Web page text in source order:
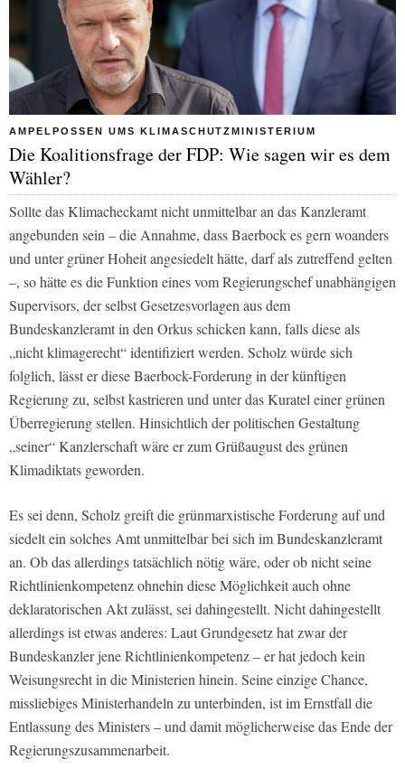
AMPELPOSSEN UMS KLIMASCHUTZMINISTERIUM
Die Koalitionsfrage der FDP: Wie sagen wir es dem
Wähler?
Sollte das Klimacheckamt nicht unmittelbar an das Kanzleramt
angebunden sein – die Annahme, dass Baerbock es gern woanders
und unter grüner Hoheit angesiedelt hätte, darf als zutreffend gelten
–, so hätte es die Funktion eines vom Regierungschef unabhängigen
Supervisors, der selbst Gesetzesvorlagen aus dem
Bundeskanzleramt in den Orkus schicken kann, falls diese als
„nicht klimagerecht“ identifiziert werden. Scholz würde sich
folglich, lässt er diese Baerbock-Forderung in der künftigen
Regierung zu, selbst kastrieren und unter das Kuratel einer grünen
Überregierung stellen. Hinsichtlich der politischen Gestaltung
„seiner“ Kanzlerschaft wäre er zum Grüßaugust des grünen
Klimadiktats geworden.
Es sei denn, Scholz greift die grünmarxistische Forderung auf und
siedelt ein solches Amt unmittelbar bei sich im Bundeskanzleramt
an. Ob das allerdings tatsächlich nötig wäre, oder ob nicht seine
Richtlinienkompetenz ohnehin diese Möglichkeit auch ohne
deklaratorischen Akt zulässt, sei dahingestellt. Nicht dahingestellt
allerdings ist etwas anderes: Laut Grundgesetz hat zwar der
Bundeskanzler jene Richtlinienkompetenz – er hat jedoch kein
Weisungsrecht in die Ministerien hinein. Seine einzige Chance,
missliebiges Ministerhandeln zu unterbinden, ist im Ernstfall die
Entlassung des Ministers – und damit möglicherweise das Ende der
Regierungszusammenarbeit.